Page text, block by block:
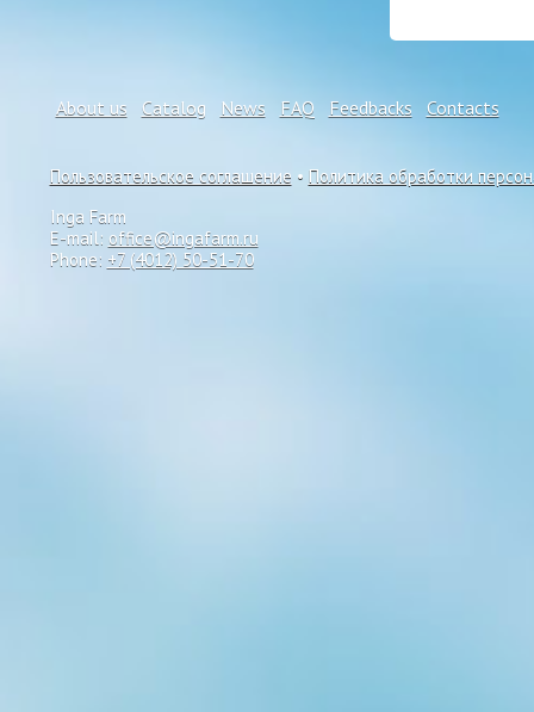
About us Catalog News FAQ Feedbacks Contacts
Пользовательское соглашение • Политика обработки
Inga Farm
E-mail: office@ingafarm.ru
Phone: +7 (4012) 50-51-70